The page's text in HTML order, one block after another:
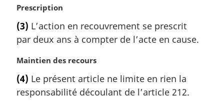
N
t
e
a
r
g
i
Prescription
(3) L’action en recouvrement se prescrit
par deux ans à compter de l’acte en cause.
N
t
e
Maintien des recours
(4) Le présent article ne limite en rien la
responsabilité découlant de l’article 212.